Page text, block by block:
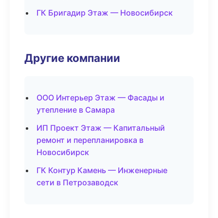
ГК Бригадир Этаж — Новосибирск
Другие компании
ООО Интерьер Этаж — Фасады и
утепление в Самара
ИП Проект Этаж — Капитальный
ремонт и перепланировка в
Новосибирск
ГК Контур Камень — Инженерные
сети в Петрозаводск